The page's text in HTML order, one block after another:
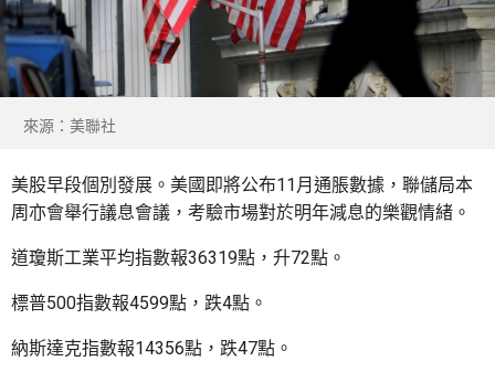
來源：美聯社
美股早段個別發展。美國即將公布11月通脹數據，聯儲局本
周亦會舉行議息會議，考驗市場對於明年減息的樂觀情緒。
道瓊斯工業平均指數報36319點，升72點。
標普500指數報4599點，跌4點。
納斯達克指數報14356點，跌47點。